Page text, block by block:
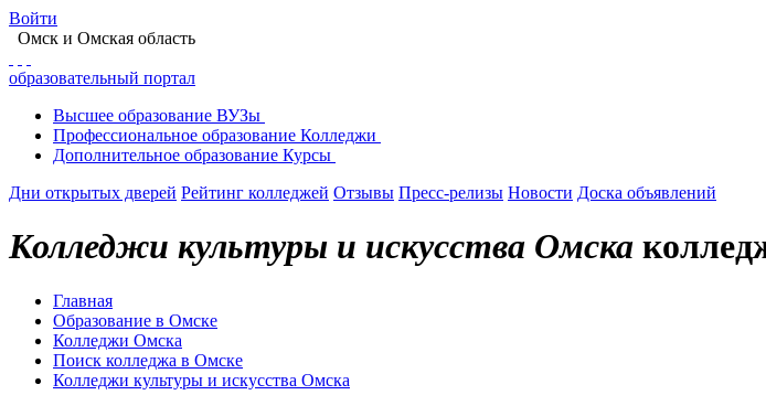
Войти
Омск и Омская область
образовательный портал
Высшее образование ВУЗы
Профессиональное образование Колледжи
Дополнительное образование Курсы
Дни открытых дверей Рейтинг колледжей Отзывы Пресс-релизы Новости Доска объявлений
Колледжи культуры и искусства Омска
Главная
Образование в Омске
Колледжи Омска
Поиск колледжа в Омске
Колледжи культуры и искусства Омска